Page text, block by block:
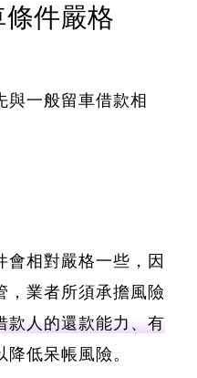
件嚴格
與一般留車借款相
會相對嚴格一些，因
，業者所須承擔風險
款人的還款能力、有
降低呆帳風險。